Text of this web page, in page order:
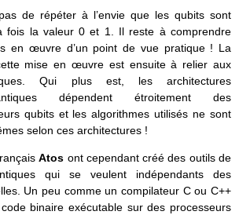
de répéter à l’envie que les qubits sont
fois la valeur 0 et 1. Il reste à comprendre
en œuvre d’un point de vue pratique ! La
mise en œuvre est ensuite à relier aux
Qui plus est, les architectures
dépendent étroitement des
qubits et les algorithmes utilisés ne sont
selon ces architectures !
Atos ont cependant créé des outils de
qui se veulent indépendants des
Un peu comme un compilateur C ou C++
binaire exécutable sur des processeurs